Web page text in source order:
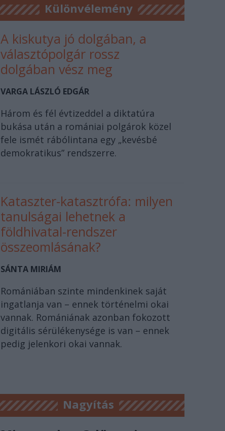
Különvélemény
A kiskutya jó dolgában, a
választópolgár rossz
dolgában vész meg
VARGA LÁSZLÓ EDGÁR
Három és fél évtizeddel a diktatúra
bukása után a romániai polgárok közel
fele ismét rábólintana egy „kevésbé
demokratikus” rendszerre.
Kataszter-katasztrófa: milyen
tanulságai lehetnek a
földhivatal-rendszer
összeomlásának?
SÁNTA MIRIÁM
Romániában szinte mindenkinek saját
ingatlanja van – ennek történelmi okai
vannak. Romániának azonban fokozott
digitális sérülékenysége is van – ennek
pedig jelenkori okai vannak.
Nagyítás